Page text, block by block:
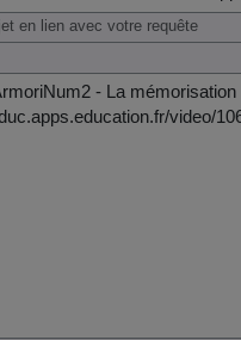
en lien avec votre requête